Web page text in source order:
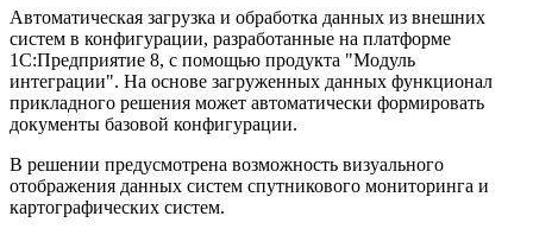
Автоматическая загрузка и обработка данных из внешних
систем в конфигурации, разработанные на платформе
1С:Предприятие 8, с помощью продукта "Модуль
интеграции". На основе загруженных данных функционал
прикладного решения может автоматически формировать
документы базовой конфигурации.
В решении предусмотрена возможность визуального
отображения данных систем спутникового мониторинга и
картографических систем.